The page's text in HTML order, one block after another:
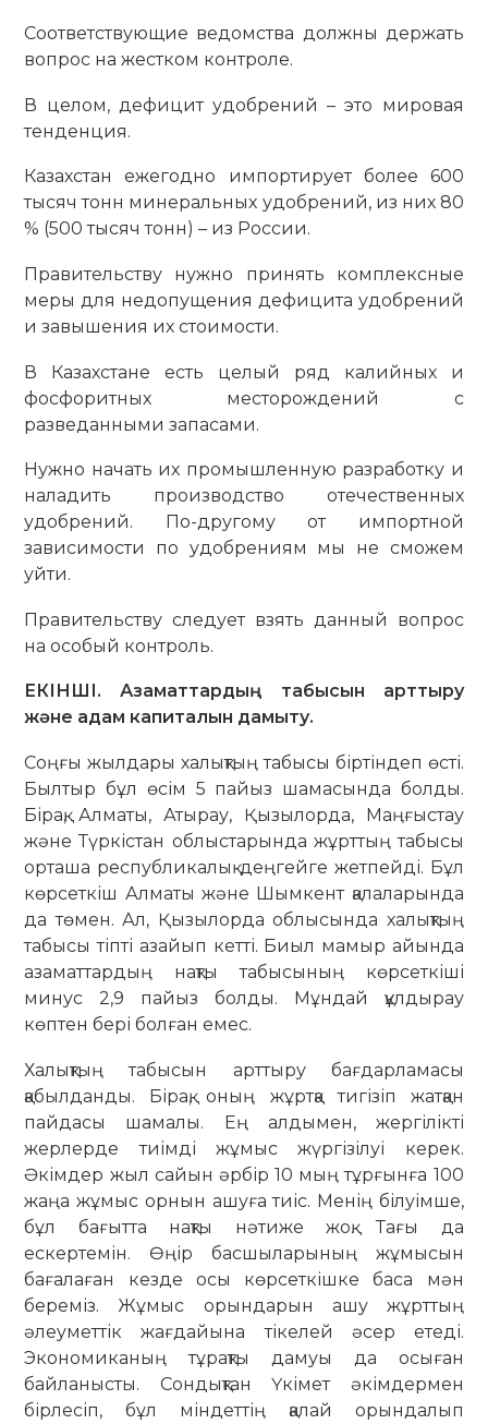
Соответствующие ведомства должны держать
вопрос на жестком контроле.
В целом, дефицит удобрений – это мировая
тенденция.
Казахстан ежегодно импортирует более 600
тысяч тонн минеральных удобрений, из них 80
% (500 тысяч тонн) – из России.
Правительству нужно принять комплексные
меры для недопущения дефицита удобрений
и завышения их стоимости.
В Казахстане есть целый ряд калийных и
фосфоритных месторождений с
разведанными запасами.
Нужно начать их промышленную разработку и
наладить производство отечественных
удобрений. По-другому от импортной
зависимости по удобрениям мы не сможем
уйти.
Правительству следует взять данный вопрос
на особый контроль.
ЕКІНШІ. Азаматтардың табысын арттыру
және адам капиталын дамыту.
Соңғы жылдары халықтың табысы біртіндеп өсті.
Былтыр бұл өсім 5 пайыз шамасында болды.
Бірақ, Алматы, Атырау, Қызылорда, Маңғыстау
және Түркістан облыстарында жұрттың табысы
орташа республикалық деңгейге жетпейді. Бұл
көрсеткіш Алматы және Шымкент қалаларында
да төмен. Ал, Қызылорда облысында халықтың
табысы тіпті азайып кетті. Биыл мамыр айында
азаматтардың нақты табысының көрсеткіші
минус 2,9 пайыз болды. Мұндай құлдырау
көптен бері болған емес.
Халықтың табысын арттыру бағдарламасы
қабылданды. Бірақ, оның жұртқа тигізіп жатқан
пайдасы шамалы. Ең алдымен, жергілікті
жерлерде тиімді жұмыс жүргізілуі керек.
Әкімдер жыл сайын әрбір 10 мың тұрғынға 100
жаңа жұмыс орнын ашуға тиіс. Менің білуімше,
бұл бағытта нақты нәтиже жоқ. Тағы да
ескертемін. Өңір басшыларының жұмысын
бағалаған кезде осы көрсеткішке баса мән
береміз. Жұмыс орындарын ашу жұрттың
әлеуметтік жағдайына тікелей әсер етеді.
Экономиканың тұрақты дамуы да осыған
байланысты. Сондықтан Үкімет әкімдермен
бірлесіп, бұл міндеттің қалай орындалып